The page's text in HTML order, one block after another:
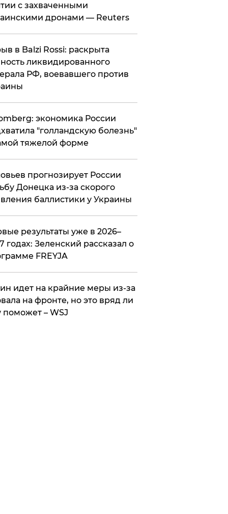
с захваченными
дронами — Reuters
в Balzi Rossi: раскрыта
ликвидированного
РФ, воевавшего против
экономика России
"голландскую болезнь"
тяжелой форме
прогнозирует России
Донецка из-за скорого
баллистики у Украины
результаты уже в 2026–
годах: Зеленский рассказал о
FREYJA
идет на крайние меры из-за
на фронте, но это вряд ли
поможет – WSJ